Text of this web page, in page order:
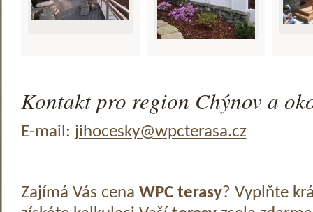
Kontakt pro region Chýnov a
E-mail: jihocesky@wpcterasa.cz
Zajímá Vás cena WPC terasy? Vyplňte